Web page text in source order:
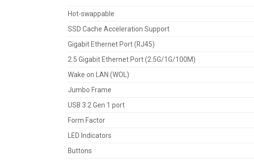
Hot-swappable
SSD Cache Acceleration Support
Gigabit Ethernet Port (RJ45)
2.5 Gigabit Ethernet Port (2.5G/1G/100M)
Wake on LAN (WOL)
Jumbo Frame
USB 3.2 Gen 1 port
Form Factor
LED Indicators
Buttons